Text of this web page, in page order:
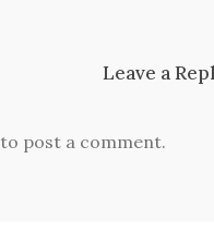
Leave a
to post a comment.